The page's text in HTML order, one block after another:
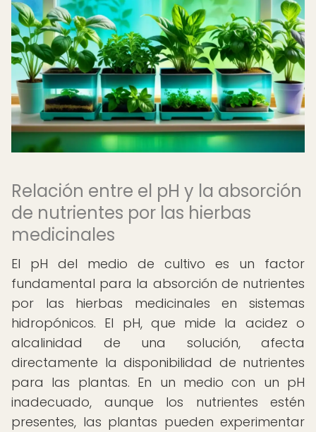
Relación entre el pH y la absorción
de nutrientes por las hierbas
medicinales
El pH del medio de cultivo es un factor
fundamental para la absorción de nutrientes
por las hierbas medicinales en sistemas
hidropónicos. El pH, que mide la acidez o
alcalinidad de una solución, afecta
directamente la disponibilidad de nutrientes
para las plantas. En un medio con un pH
inadecuado, aunque los nutrientes estén
presentes, las plantas pueden experimentar